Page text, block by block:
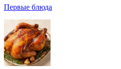
Первые блюда